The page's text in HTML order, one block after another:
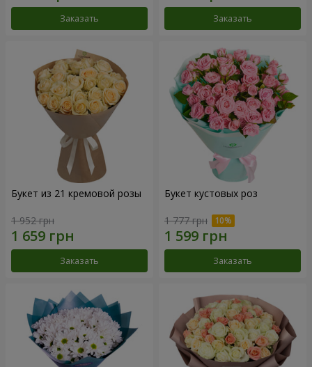
Заказать Заказать
Букет из 21 кремовой розы
1 952 грн
Заказать
Букет кустовых роз
1 777 грн
Заказать